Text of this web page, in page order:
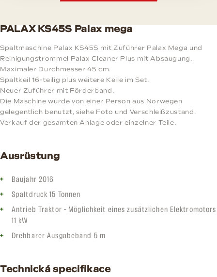
PALAX KS45S Palax mega
Spaltmaschine Palax KS45S mit Zuführer Palax Mega und
Reinigungstrommel Palax Cleaner Plus mit Absaugung.
Maximaler Durchmesser 45 cm.
Spaltkeil 16-teilig plus weitere Keile im Set.
Neuer Zuführer mit Förderband.
Die Maschine wurde von einer Person aus Norwegen
gelegentlich benutzt, siehe Foto und Verschleißzustand.
Verkauf der gesamten Anlage oder einzelner Teile.
Ausrüstung
Baujahr 2016
Spaltdruck 15 Tonnen
Antrieb Traktor – Möglichkeit eines zusätzlichen Elektromotors
11 kW
Drehbarer Ausgabeband 5 m
Technická specifikace